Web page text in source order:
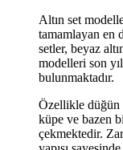
Altın set
tamamlayan en
setler, beyaz
modelleri son
bulunmaktadır.
Özellikle düğün
küpe ve bazen
çekmektedir.